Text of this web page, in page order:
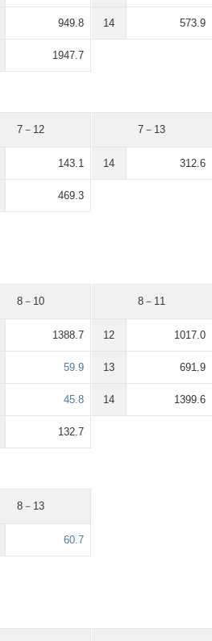
949.8
1947.7
14 573.9
7－12
143.1
469.3
7－13
14 312.6
8－10
1388.7
59.9
45.8
132.7
8－11
12 1017.0
13 691.9
14 1399.6
8－13
60.7